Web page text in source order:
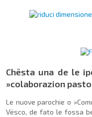
Chësta una de le
»colaborazion
Le nuove parochie o
Vësco, de fato le fossa